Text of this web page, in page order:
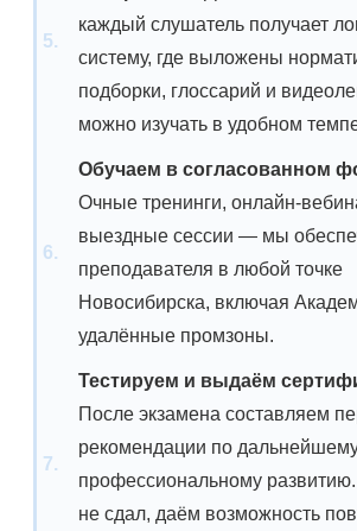
каждый слушатель получает
систему, где выложены
подборки, глоссарий и
можно изучать в удобном
Обучаем в согласованном
Очные тренинги, онлайн-
выездные сессии — мы
преподавателя в любой точке
Новосибирска, включая
удалённые промзоны.
Тестируем и выдаём
После экзамена составляем
рекомендации по
профессиональному развитию.
не сдал, даём возможность